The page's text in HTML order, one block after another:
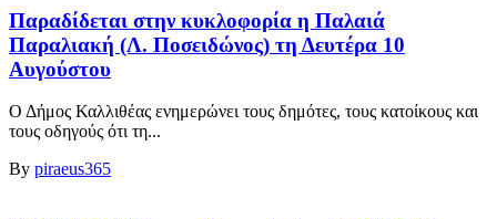
Παραδίδεται στην κυκλοφορία η Παλαιά
Παραλιακή (Λ. Ποσειδώνος) τη Δευτέρα 10
Αυγούστου
Ο Δήμος Καλλιθέας ενημερώνει τους δημότες, τους κατοίκους και
τους οδηγούς ότι τη...
By piraeus365